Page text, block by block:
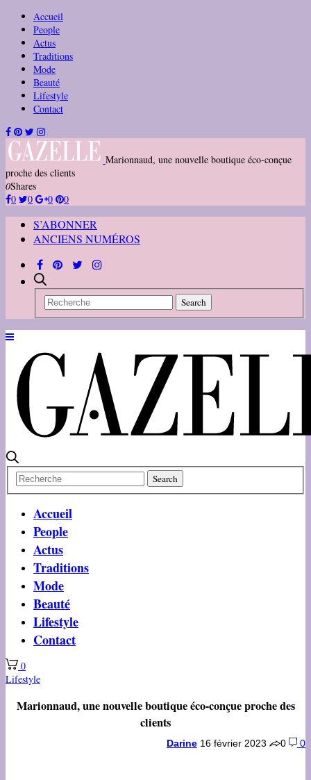
Accueil
People
Actus
Traditions
Mode
Beauté
Lifestyle
Contact
Marionnaud, une nouvelle boutique éco-conçue
proche des clients
0Shares
0
0 0 0
S’ABONNER
ANCIENS NUMÉROS
Accueil
People
Actus
Traditions
Mode
Beauté
Lifestyle
Contact
0
Lifestyle
Marionnaud, une nouvelle boutique éco-conçue proche des
clients
Darine 16 février 2023 0 0